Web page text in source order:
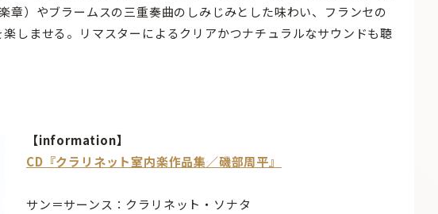
章）やブラームスの三重奏曲のしみじみとした味わい、フランセの
しませる。リマスターによるクリアかつナチュラルなサウンドも聴
【information】
CD『クラリネット室内楽作品集／磯部周平』
サン＝サーンス：クラリネット・ソナタ